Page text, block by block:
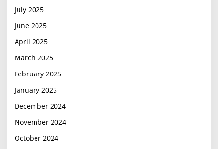
July 2025
June 2025
April 2025
March 2025
February 2025
January 2025
December 2024
November 2024
October 2024